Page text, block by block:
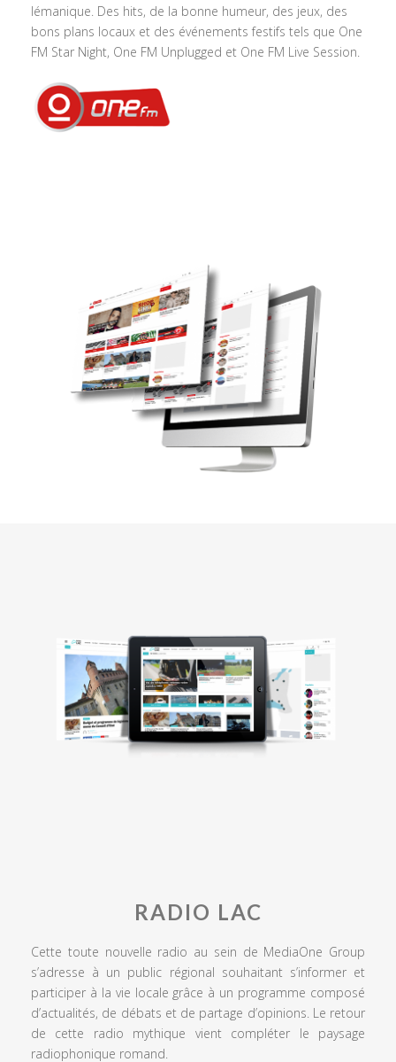
lémanique. Des hits, de la bonne humeur, des jeux, des
bons plans locaux et des événements festifs tels que One
FM Star Night, One FM Unplugged et One FM Live Session.
RADIO LAC
Cette toute nouvelle radio au sein de MediaOne Group
s’adresse à un public régional souhaitant s’informer et
participer à la vie locale grâce à un programme composé
d’actualités, de débats et de partage d’opinions. Le retour
de cette radio mythique vient compléter le paysage
radiophonique romand.